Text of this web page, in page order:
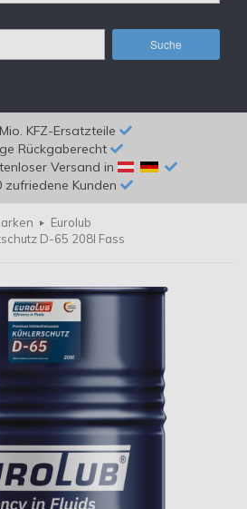
Suche
KFZ-Ersatzteile
Rückgaberecht
Versand in
zufriedene Kunden
Eurolub
D-65 208l Fass